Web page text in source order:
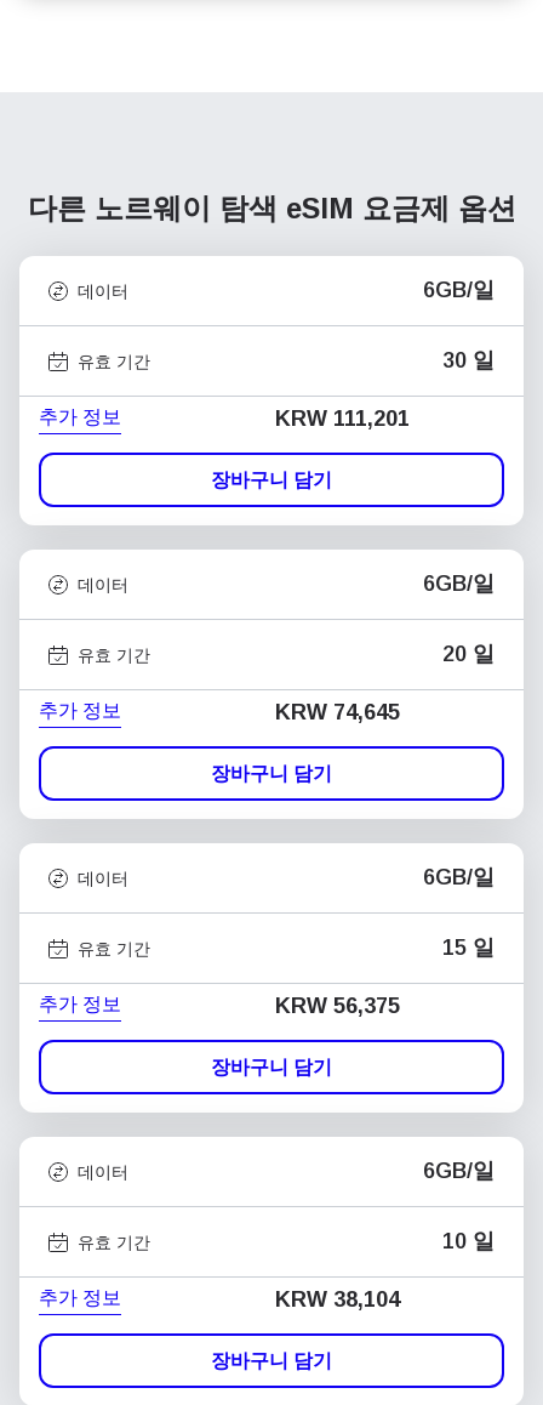
다른 노르웨이 탐색 eSIM 요금제 옵션
데이터 6GB/일
유효 기간 30 일
추가 정보 KRW 111,201
장바구니 담기
데이터 6GB/일
유효 기간 20 일
추가 정보 KRW 74,645
장바구니 담기
데이터 6GB/일
유효 기간 15 일
추가 정보 KRW 56,375
장바구니 담기
데이터 6GB/일
유효 기간 10 일
추가 정보 KRW 38,104
장바구니 담기